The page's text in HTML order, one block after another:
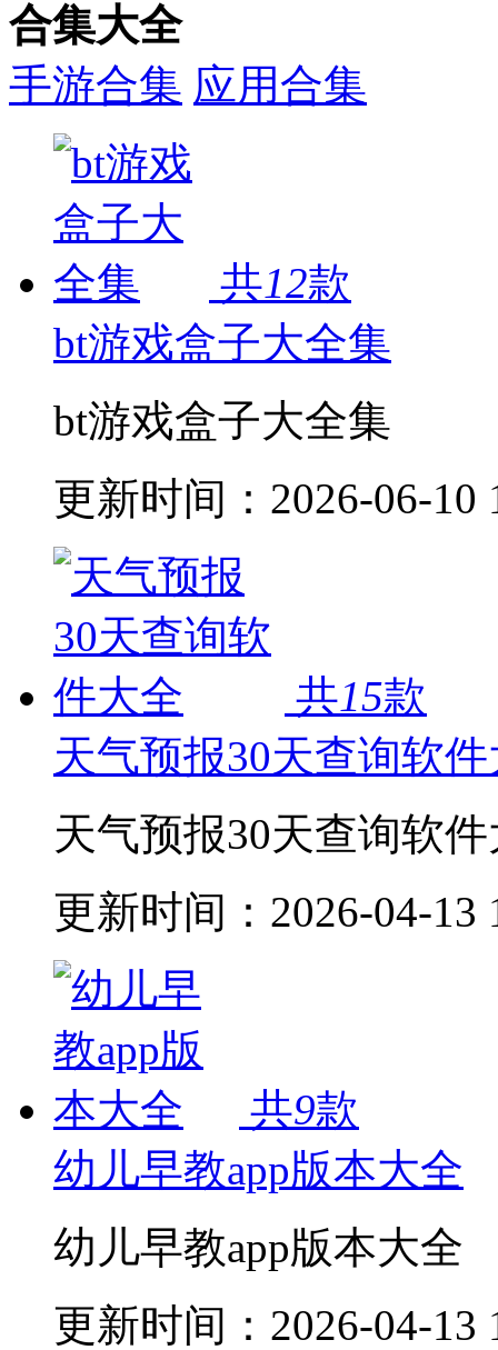
合集大全
手游合集 应用合集
共12款
bt游戏盒子大全集
bt游戏盒子大全集
更新时间： 2026-06-10
共15款
天气预报30天查询软
天气预报30天查询软
更新时间： 2026-04-13
共9款
幼儿早教app版本大全
幼儿早教app版本大全
更新时间： 2026-04-13